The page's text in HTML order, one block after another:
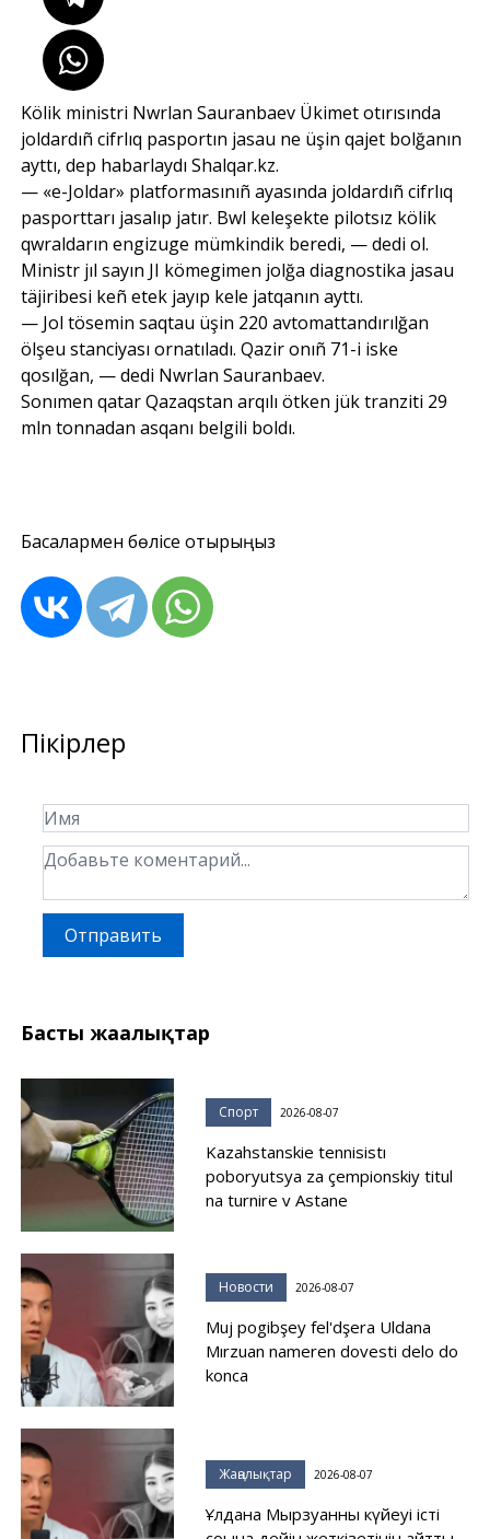
Kölik ministri Nwrlan Sauranbaev Ükimet otırısında
joldardıñ cifrlıq pasportın jasau ne üşin qajet bolğanın
ayttı, dep habarlaydı Shalqar.kz.
— «e-Joldar» platformasınıñ ayasında joldardıñ cifrlıq
pasporttarı jasalıp jatır. Bwl keleşekte pilotsız kölik
qwraldarın engizuge mümkindik beredi, — dedi ol.
Ministr jıl sayın JI kömegimen jolğa diagnostika jasau
täjiribesi keñ etek jayıp kele jatqanın ayttı.
— Jol tösemin saqtau üşin 220 avtomattandırılğan
ölşeu stanciyası ornatıladı. Qazir onıñ 71-i iske
qosılğan, — dedi Nwrlan Sauranbaev.
Sonımen qatar Qazaqstan arqılı ötken jük tranziti 29
mln tonnadan asqanı belgili boldı.
Басқалармен бөлісе отырыңыз
Пікірлер
Отправить
Басты жаңалықтар
Спорт 2026-08-07
Kazahstanskie tennisistı
poboryutsya za çempionskiy titul
na turnire v Astane
Новости 2026-08-07
Muj pogibşey fel'dşera Uldana
Mırzuan nameren dovesti delo do
konca
Жаңалықтар 2026-08-07
Ұлдана Мырзуанның күйеуі істі